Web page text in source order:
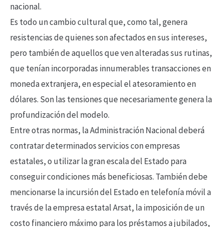
nacional.
Es todo un cambio cultural que, como tal, genera
resistencias de quienes son afectados en sus intereses,
pero también de aquellos que ven alteradas sus rutinas,
que tenían incorporadas innumerables transacciones en
moneda extranjera, en especial el atesoramiento en
dólares. Son las tensiones que necesariamente genera la
profundización del modelo.
Entre otras normas, la Administración Nacional deberá
contratar determinados servicios con empresas
estatales, o utilizar la gran escala del Estado para
conseguir condiciones más beneficiosas. También debe
mencionarse la incursión del Estado en telefonía móvil a
través de la empresa estatal Arsat, la imposición de un
costo financiero máximo para los préstamos a jubilados,